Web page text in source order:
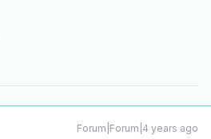
Forum|Forum|4 years ago